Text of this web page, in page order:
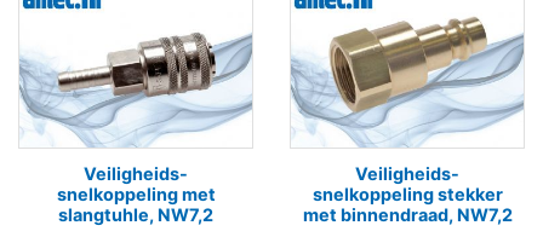
Veiligheids-
snelkoppeling met
slangtuhle, NW7,2
Veiligheids-
snelkoppeling stekker
met binnendraad, NW7,2